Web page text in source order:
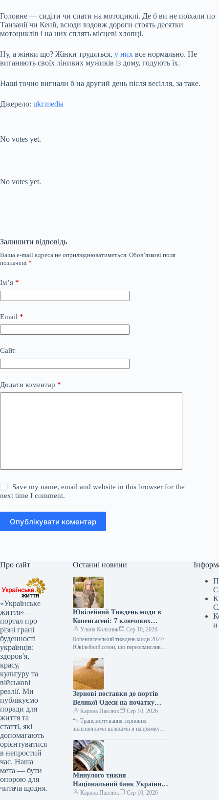
Головне — сидіти чи спати на мотоциклі. Де б ви не поїхали по
Танзанії чи Кенії, всюди вздовж дороги стоять десятки
мотоциклів і на них сплять місцеві хлопці.
Ну, а жінки що? Жінки трудяться, у них все нормально. Не
виганяють своїх лінивих мужиків із дому, годують їх.
Наші точно вигнали б на другий день після весілля, за таке.
Джерело: ukr.media
No votes yet.
No votes yet.
Залишити відповідь
Ваша e-mail адреса не оприлюднюватиметься. Обов’язкові поля
позначені *
Ім’я *
Email *
Сайт
Додати коментар *
Save my name, email and website in this browser for the
next time I comment.
Опублікувати коментар
Про сайт
«Українське
життя» —
портал про
різні грані
буденності
українців:
здоров'я,
красу,
культуру та
військові
реалії. Ми
публікуємо
поради для
життя та
статті, які
допомагають
орієнтуватися
в непростий
час. Наша
мета — бути
опорою для
читача щодня.
Останні новини
Ювілейний Тиждень моди в
Копенгагені: 7 ключових
трендів, які змінять ваш
стиль
Уляна Колісник
Сер 10, 2026
Копенгагенський тиждень моди 2027:
Ювілейний сезон, що переосмислив
моди, відзначаючи своє 20-річчя,
вкотре довів, що це не…
Зернові поставки до портів
Великої Одеси на початку
серпня скоротилися на 84% –
Spike Brokers
Карина Павлюк
Сер 10, 2026
“> Транспортування зернових
залізничними шляхами в напрямку
перші п’ять днів серпня зменшилося
на 84,3% порівняно…
Минулого тижня
Національний банк України
зменшив обсяги валютних
Карина Павлюк
Сер 10, 2026
и